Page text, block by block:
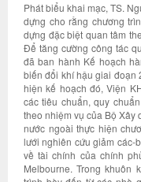
Phát biểu khai mạc, TS.
dựng cho rằng chương
dựng đặc biệt quan tâm
Để tăng cường công tác
đã ban hành Kế hoạch
biến đổi khí hậu giai đoạn
hiện kế hoạch đó, Viện
các tiêu chuẩn, quy
theo nhiệm vụ của Bộ Xây
nước ngoài thực hiện
lưới nghiên cứu giảm các-
về tài chính của chính
Melbourne. Trong khuôn